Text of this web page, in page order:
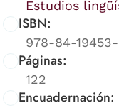
Estudios
ISBN:
978-84-
Páginas:
122
Encuadernación: